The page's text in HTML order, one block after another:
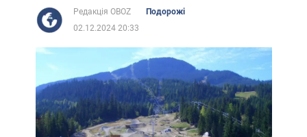
Редакція OBOZ
Подорожі
02.12.2024 20:33